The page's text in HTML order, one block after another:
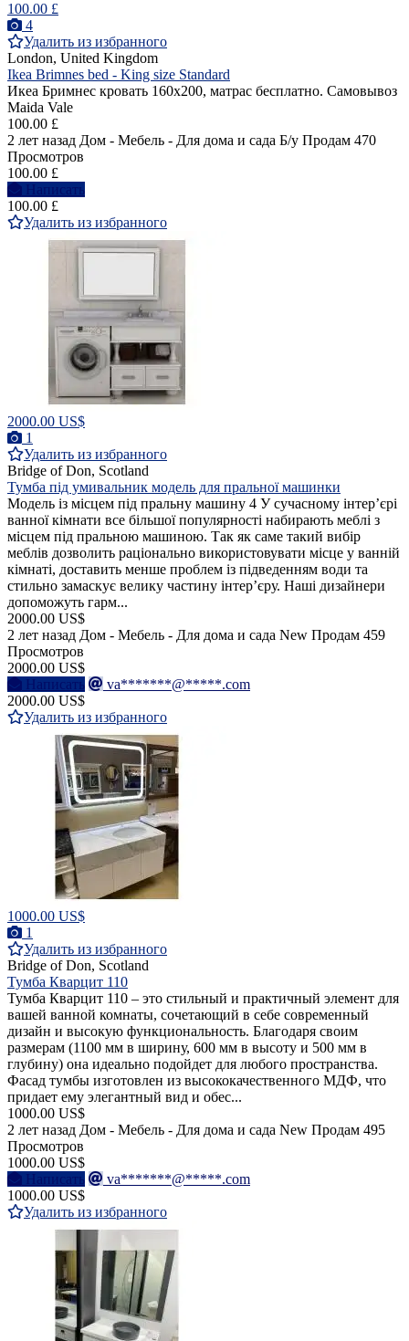
100.00 £
4
Удалить из избранного
London, United Kingdom
Ikea Brimnes bed - King size Standard
Икеа Бримнес кровать 160х200, матрас бесплатно. Самовывоз
Maida Vale
100.00 £
2 лет назад Дом - Мебель - Для дома и сада Б/у Продам 470
Просмотров
100.00 £
Написать
100.00 £
Удалить из избранного
2000.00 US$
1
Удалить из избранного
Bridge of Don, Scotland
Тумба під умивальник модель для пральної машинки
Модель із місцем під пральну машину 4 У сучасному інтер’єрі
ванної кімнати все більшої популярності набирають меблі з
місцем під пральною машиною. Так як саме такий вибір
меблів дозволить раціонально використовувати місце у ванній
кімнаті, доставить менше проблем із підведенням води та
стильно замаскує велику частину інтер’єру. Наші дизайнери
допоможуть гарм...
2000.00 US$
2 лет назад Дом - Мебель - Для дома и сада New Продам 459
Просмотров
2000.00 US$
Написать
va*******@*****.com
2000.00 US$
Удалить из избранного
1000.00 US$
1
Удалить из избранного
Bridge of Don, Scotland
Тумба Кварцит 110
Тумба Кварцит 110 – это стильный и практичный элемент для
вашей ванной комнаты, сочетающий в себе современный
дизайн и высокую функциональность. Благодаря своим
размерам (1100 мм в ширину, 600 мм в высоту и 500 мм в
глубину) она идеально подойдет для любого пространства.
Фасад тумбы изготовлен из высококачественного МДФ, что
придает ему элегантный вид и обес...
1000.00 US$
2 лет назад Дом - Мебель - Для дома и сада New Продам 495
Просмотров
1000.00 US$
Написать
va*******@*****.com
1000.00 US$
Удалить из избранного